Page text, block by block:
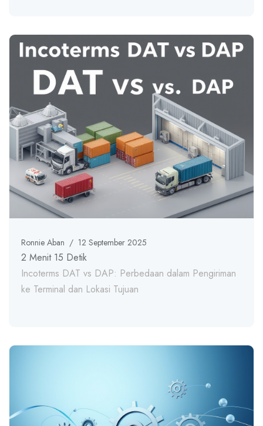
Ronnie Aban / 12 September 2025
2 Menit 15 Detik
Incoterms DAT vs DAP: Perbedaan dalam Pengiriman
ke Terminal dan Lokasi Tujuan